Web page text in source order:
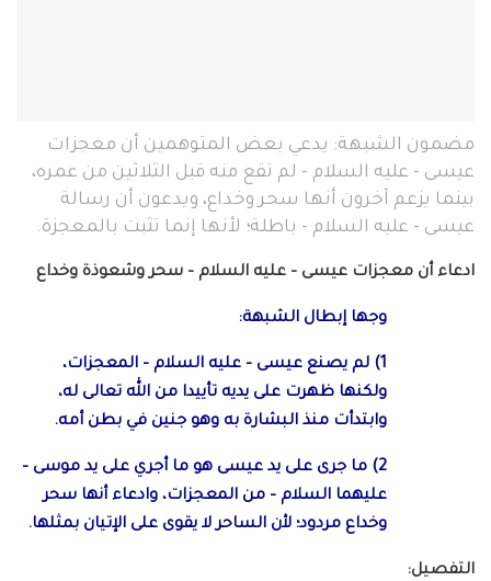
مضمون الشبهة: يدعي بعض المتوهمين أن معجزات
عيسى - عليه السلام - لم تقع منه قبل الثلاثين من عمره،
بينما يزعم آخرون أنها سحر وخداع، ويدعون أن رسالة
عيسى - عليه السلام - باطلة؛ لأنها إنما تثبت بالمعجزة.
ادعاء أن معجزات عيسى – عليه السلام – سحر وشعوذة وخداع
وجها إبطال الشبهة:
1) لم يصنع عيسى – عليه السلام – المعجزات،
ولكنها ظهرت على يديه تأييدا من الله تعالى له،
وابتدأت منذ البشارة به وهو جنين في بطن أمه.
2) ما جرى على يد عيسى هو ما أجري على يد موسى –
عليهما السلام – من المعجزات، وادعاء أنها سحر
وخداع مردود؛ لأن الساحر لا يقوى على الإتيان بمثلها.
التفصيل: